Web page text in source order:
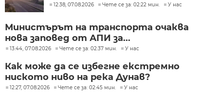
12:38, 07.08.2026 Чете се за: 02:22 мин. У нас
Министърът на транспорта очаква
нова заповед от АПИ за...
13:44, 07.08.2026 Чете се за: 02:37 мин. У нас
Как може да се избегне екстремно
ниското ниво на река Дунав?
12:27, 07.08.2026 Чете се за: 02:45 мин. У нас